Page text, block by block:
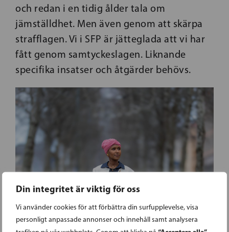
Din integritet är viktig för oss
Vi använder cookies för att förbättra din surfupplevelse, visa
personligt anpassade annonser och innehåll samt analysera
och redan i en tidig ålder tala om
jämställdhet. Men även genom att skärpa
strafflagen. Vi i SFP är jätteglada att vi har
fått genom samtyckeslagen. Liknande
specifika insatser och åtgärder behövs.